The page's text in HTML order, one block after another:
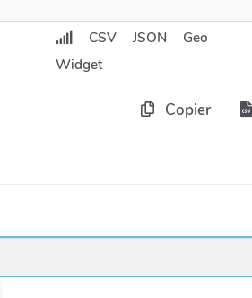
CSV JSON
Geo
Widget
Copier